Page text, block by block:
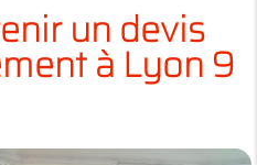
un devis
à Lyon 9